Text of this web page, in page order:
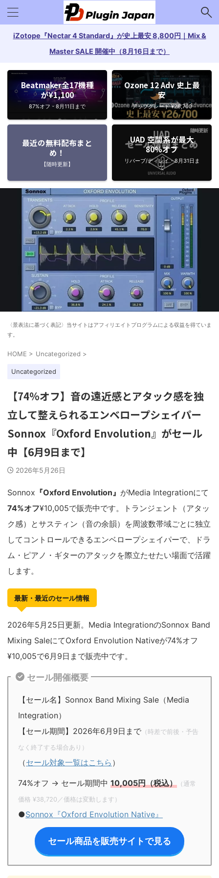
iZotope『Nectar 4 Standard』が史上最安 8,800円｜Mix &
Master SALE 開催中（8月16日まで）
Beatmaker全17機種
が¥1,100
87%オフ・8月11日まで
Ozone 12 Adv 史上最
安
アップグレード ¥26,700
最近の無料配布まと
め！
【随時更新】
UAD 空間系が最大
80%オフ
リバーブ/ディレイ・8月31日ま
で
〈景表法に基づく表記〉当サイトはアフィリエイトプログラムによる収益を得ていま
す。
HOME > Uncategorized >
Uncategorized
【74%オフ】音の遠近感とアタック感を独
立して整えられるエンベロープシェイパー
Sonnox『Oxford Envolution』がセール
中【6月9日まで】
2026年5月26日
Sonnox 『Oxford Envolution』 がMedia Integrationにて
74%オフ¥10,005で販売中です。トランジェント（アタッ
ク感）とサスティン（音の余韻）を周波数帯域ごとに独立
してコントロールできるエンベロープシェイパーで、ドラ
ム・ピアノ・ギターのアタックを際立たせたい場面で活躍
します。
最新・最近のセール情報
2026年5月25日更新。Media IntegrationのSonnox Band
Mixing SaleにてOxford Envolution Nativeが74%オフ
¥10,005で6月9日まで販売中です。
セール開催概要
【セール名】Sonnox Band Mixing Sale（Media
Integration）
【セール期間】2026年6月9日まで （時差で前後・予告
なく終了する場合あり）
（セール対象一覧はこちら ）
74%オフ → セール期間中 10,005円（税込） （通常
価格 ¥38,720／価格は変動します）
●Sonnox『Oxford Envolution Native』
セール商品を販売サイトで見る